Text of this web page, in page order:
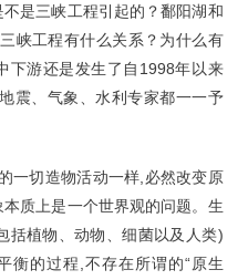
是三峡工程引起的？鄱阳湖和
峡工程有什么关系？为什么有
下游还是发生了自1998年以来
震、气象、水利专家都一一予
切造物活动一样,必然改变原
质上是一个世界观的问题。生
括植物、动物、细菌以及人类)
衡的过程,不存在所谓的“原生